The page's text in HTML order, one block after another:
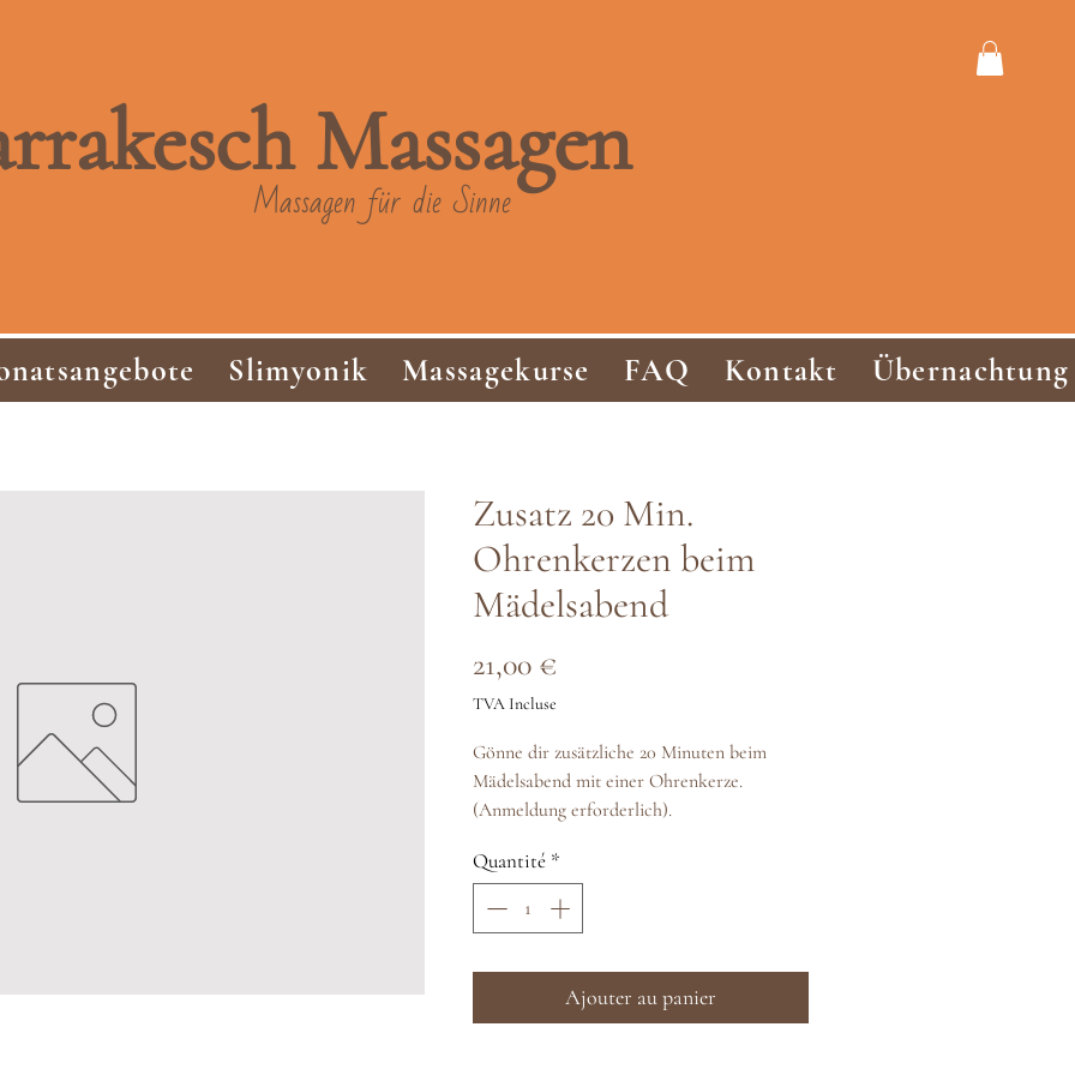
Massagen
Massagen für die Sinne
Slimyonik Massagekurse FAQ Kontakt Übernachtung
Zusatz 20 Min.
Ohrenkerzen beim
Mädelsabend
21,00 €
TVA Incluse
Gönne dir zusätzliche 20 Minuten beim
Mädelsabend mit einer Ohrenkerze.
(Anmeldung erforderlich).
Quantité *
Ajouter au panier